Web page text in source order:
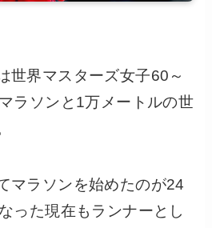
世界マスターズ女子60～
ラソンと1万メートルの世
マラソンを始めたのが24
った現在もランナーとし